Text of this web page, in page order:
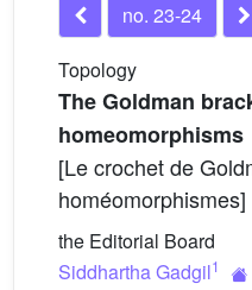
no. 23-24
Topology
The Goldman
homeomorphisms
[Le crochet de
homéomorphismes]
the Editorial Board
Siddhartha Gadgil1